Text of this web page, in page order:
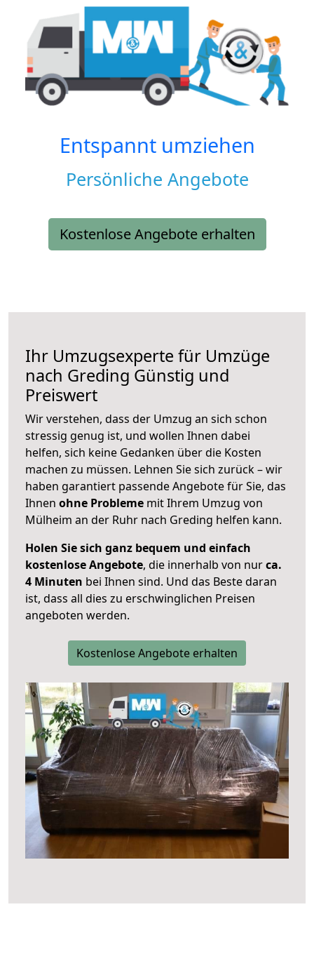
Entspannt umziehen
Persönliche Angebote
Kostenlose Angebote erhalten
Ihr Umzugsexperte für Umzüge
nach Greding Günstig und
Preiswert
Wir verstehen, dass der Umzug an sich schon
stressig genug ist, und wollen Ihnen dabei
helfen, sich keine Gedanken über die Kosten
machen zu müssen. Lehnen Sie sich zurück – wir
haben garantiert passende Angebote für Sie, das
Ihnen ohne Probleme mit Ihrem Umzug von
Mülheim an der Ruhr nach Greding helfen kann.
Holen Sie sich ganz bequem und einfach
kostenlose Angebote, die innerhalb von nurca.
4 Minuten bei Ihnen sind. Und das Beste daran
ist, dass all dies zu erschwinglichen Preisen
angeboten werden.
Kostenlose Angebote erhalten